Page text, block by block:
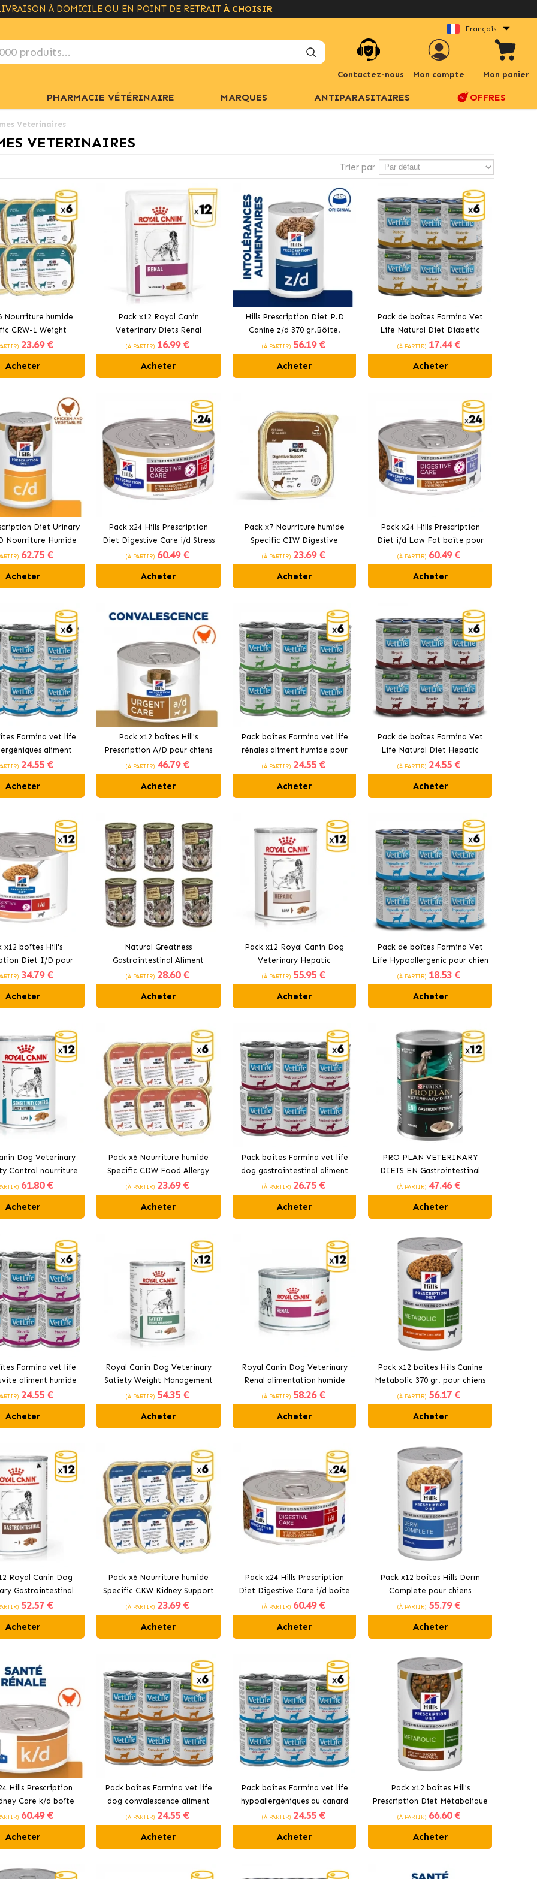
LIVRAISON GRATUITE À PARTIR DE 49€+ INFO
Français
Contactez-nous Mon compte Mon panier
PHARMACIE VÉTÉRINAIRE MARQUES ANTIPARASITAIRES OFFRES
Veterinaires
VETERINAIRES
Trier par
Nourriture humide
CRW-1 Weight
pour chiens obèses
diabétiques
23.69 €
Acheter
Pack x12 Royal Canin
Veterinary Diets Renal
nourriture humide pour chiens
(À PARTIR) 16.99 €
Acheter
Hills Prescription Diet P.D
Canine z/d 370 gr.Bôite.
(À PARTIR) 56.19 €
Acheter
Pack de boîtes Farmina Vet
Life Natural Diet Diabetic
pour chiens
(À PARTIR) 17.44 €
Acheter
Diet Urinary
Nourriture Humide
avec Poulet et
Légumes
62.75 €
Acheter
Pack x24 Hills Prescription
Diet Digestive Care i/d Stress
boîtes pour chiens mini au
poulet braisé et légumes
(À PARTIR) 60.49 €
Acheter
Pack x7 Nourriture humide
Specific CIW Digestive
Support pour chiens ayant des
problèmes digestifs
(À PARTIR) 23.69 €
Acheter
Pack x24 Hills Prescription
Diet i/d Low Fat boîte pour
chiens au poulet braisé et
légumes
(À PARTIR) 60.49 €
Acheter
Farmina vet life
aliment
chiens au poisson
24.55 €
Acheter
Pack x12 boîtes Hill's
Prescription A/D pour chiens
et chats
(À PARTIR) 46.79 €
Acheter
Pack boîtes Farmina vet life
rénales aliment humide pour
chiens au poulet
(À PARTIR) 24.55 €
Acheter
Pack de boîtes Farmina Vet
Life Natural Diet Hepatic
pour chiens
(À PARTIR) 24.55 €
Acheter
x12 boîtes Hill's
Diet I/D pour
chiens
34.79 €
Acheter
Natural Greatness
Gastrointestinal Aliment
Humide pour Chiens Adultes
(À PARTIR) 28.60 €
Acheter
Pack x12 Royal Canin Dog
Veterinary Hepatic
alimentation humide en
conserve pour chiens
(À PARTIR) 55.95 €
Acheter
Pack de boîtes Farmina Vet
Life Hypoallergenic pour chien
au porc
(À PARTIR) 18.53 €
Acheter
Dog Veterinary
Control nourriture
au canard et au riz
pour chiens
61.80 €
Acheter
Pack x6 Nourriture humide
Specific CDW Food Allergy
Management pour chiens
hypoallergéniques
(À PARTIR) 23.69 €
Acheter
Pack boîtes Farmina vet life
dog gastrointestinal aliment
humide
(À PARTIR) 26.75 €
Acheter
PRO PLAN VETERINARY
DIETS EN Gastrointestinal
alimentation humide pour
chien
(À PARTIR) 47.46 €
Acheter
Farmina vet life
aliment humide
chiens au poulet
24.55 €
Acheter
Royal Canin Dog Veterinary
Satiety Weight Management
pâté humide pour chiens
(À PARTIR) 54.35 €
Acheter
Royal Canin Dog Veterinary
Renal alimentation humide
pour chiens adultes
(À PARTIR) 58.26 €
Acheter
Pack x12 boîtes Hills Canine
Metabolic 370 gr. pour chiens
(À PARTIR) 56.17 €
Acheter
Royal Canin Dog
Gastrointestinal
humide en conserve
pour chiens
52.57 €
Acheter
Pack x6 Nourriture humide
Specific CKW Kidney Support
pour chiens souffrant de
problèmes rénaux, cardiaques
ou hépatiques
(À PARTIR) 23.69 €
Acheter
Pack x24 Hills Prescription
Diet Digestive Care i/d boîte
pour chiens au poulet braisé
et légumes
(À PARTIR) 60.49 €
Acheter
Pack x12 boîtes Hills Derm
Complete pour chiens
(À PARTIR) 55.79 €
Acheter
Hills Prescription
Care k/d boîte
au poulet braisé
et légumes
60.49 €
Acheter
Pack boîtes Farmina vet life
dog convalescence aliment
humide pour chiens au poulet
(À PARTIR) 24.55 €
Acheter
Pack boîtes Farmina vet life
hypoallergéniques au canard
aliment humide pour chiens au
canard
(À PARTIR) 24.55 €
Acheter
Pack x12 boîtes Hill's
Prescription Diet Métabolique
Stew pour chiens au poulet et
légumes
(À PARTIR) 66.60 €
Acheter